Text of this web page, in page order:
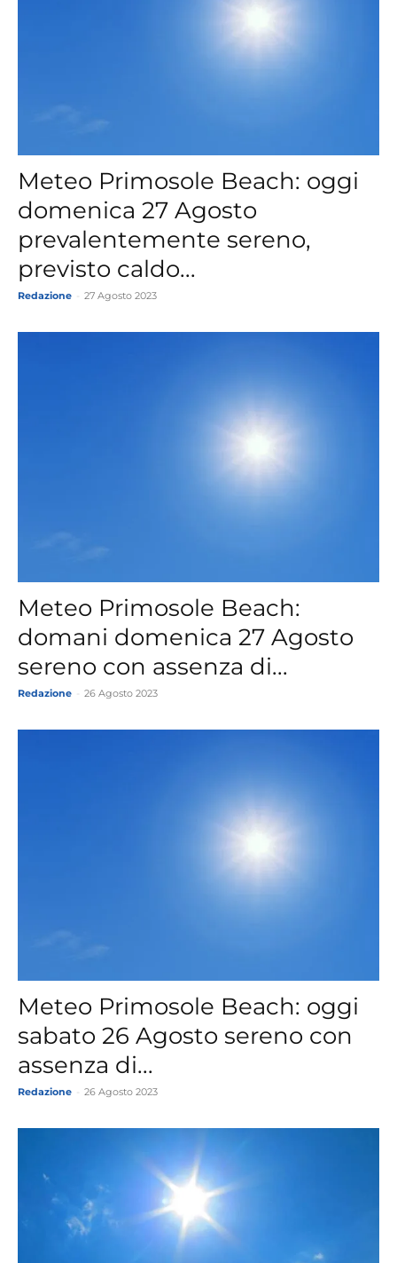
Meteo Primosole Beach: oggi
domenica 27 Agosto
prevalentemente sereno,
previsto caldo...
Redazione 27 Agosto 2023
Meteo Primosole Beach:
domani domenica 27 Agosto
sereno con assenza di...
Redazione 26 Agosto 2023
Meteo Primosole Beach: oggi
sabato 26 Agosto sereno con
assenza di...
Redazione 26 Agosto 2023